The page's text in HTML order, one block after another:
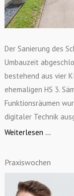
Der Sanierung des
Umbauzeit
bestehend aus vier
ehemaligen HS 3.
Funktionsräumen
digitaler Technik
Weiterlesen ...
Praxiswochen